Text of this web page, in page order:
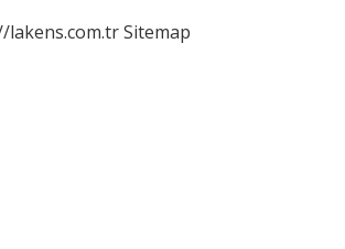
lakens.com.trSitemap